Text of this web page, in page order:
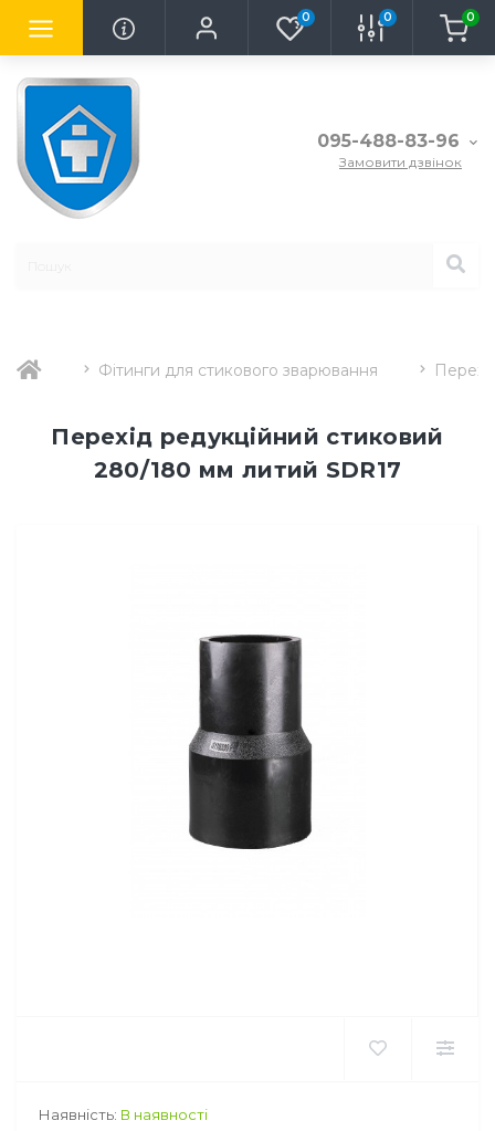
0 0 0
095-488-83-96
Замовити дзвінок
Фітинги для стикового зварювання
Перехід редукційний стиковий
280/180 мм литий SDR17
Наявність: В наявності